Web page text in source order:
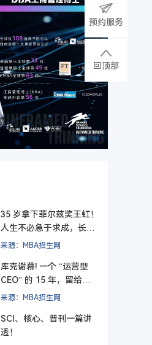
35 岁拿下菲尔兹奖王虹！
人生不必急于求成，长期
主义终有回响
来源：MBA招生网
库克谢幕! 一个 “运营型
CEO” 的 15 年，留给管
理者的最后一课
来源：MBA招生网
SCI、核心、普刊一篇讲
透！
预约服务
回顶部